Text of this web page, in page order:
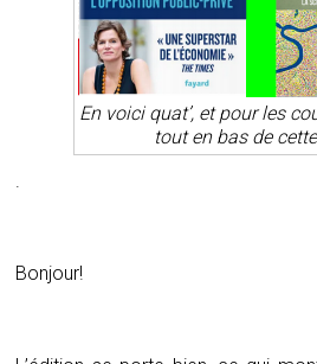
En voici quat’, et pour les
tout en bas de
.
Bonjour!